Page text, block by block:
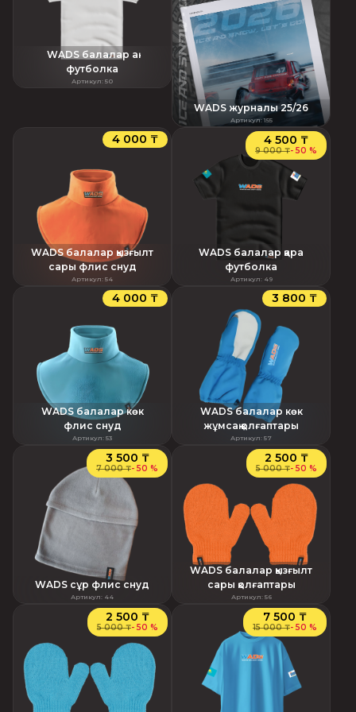
WADS балалар ақ
футболка
Артикул: 50
WADS журналы 25/26
Артикул:155
4 000 ₸
WADS балалар қызғылт
сары флис снуд
Артикул: 54
4 500 ₸
9 000 ₸- 50 %
WADS балалар қара
футболка
Артикул: 49
4 000 ₸
WADS балалар көк
флис снуд
Артикул: 53
3 800 ₸
WADS балалар көк
жұмсақ қолғаптары
Артикул: 57
3 500 ₸
7 000 ₸- 50 %
WADS сұр флис снуд
Артикул: 44
2 500 ₸
5 000 ₸- 50 %
WADS балалар қызғылт
сары қолғаптары
Артикул: 56
2 500 ₸
5 000 ₸- 50 %
7 500 ₸
15 000 ₸- 50 %